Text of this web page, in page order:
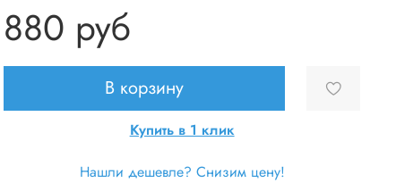
880 руб
В корзину
Купить в 1 клик
Нашли дешевле? Снизим цену!